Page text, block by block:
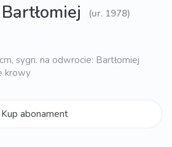
(ur. 1978)
sygn. na odwrocie: Bartłomiej
krowy
Kup abonament